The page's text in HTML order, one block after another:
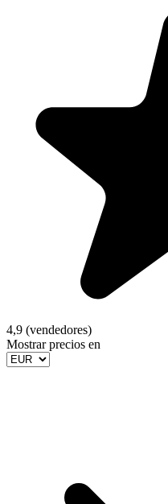
4,9 (vendedores)
Mostrar precios en